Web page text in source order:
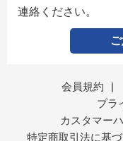
連絡ください。
会員規約 |
プラ
カスタマー
特定商取引法に基